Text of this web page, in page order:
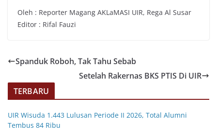
Oleh : Reporter Magang AKLaMASI UIR, Rega Al Susar
Editor : Rifal Fauzi
Spanduk Roboh, Tak Tahu Sebab
Setelah Rakernas BKS PTIS Di UIR
TERBARU
UIR Wisuda 1.443 Lulusan Periode II 2026, Total Alumni
Tembus 84 Ribu